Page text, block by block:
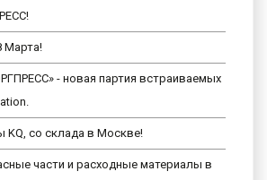
Марта!
- новая партия встраиваемых
KQ, со склада в Москве!
части и расходные материалы в